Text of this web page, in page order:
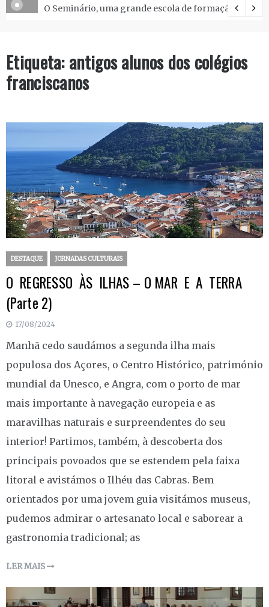
O Seminário, uma grande escola de formação.
Etiqueta:antigos alunos dos colégios
franciscanos
DESTAQUE JORNADAS CULTURAIS
O REGRESSO ÀS ILHAS – O MAR E A TERRA
(Parte 2)
17/08/2024
Manhã cedo saudámos a segunda ilha mais
populosa dos Açores, o Centro Histórico, património
mundial da Unesco, e Angra, com o porto de mar
mais importante à navegação europeia e as
maravilhas naturais e surpreendentes do seu
interior! Partimos, também, à descoberta dos
principais povoados que se estendem pela faixa
litoral e avistámos o Ilhéu das Cabras. Bem
orientados por uma jovem guia visitámos museus,
pudemos admirar o artesanato local e saborear a
gastronomia tradicional; as
LER MAIS